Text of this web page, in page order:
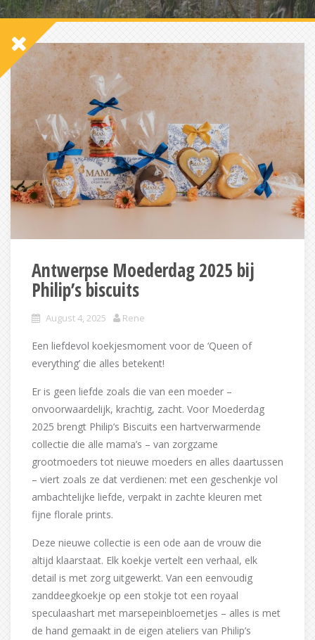
Antwerpse Moederdag 2025 bij
Philip’s biscuits
August 4, 2025 Rene
Een liefdevol koekjesmoment voor de ‘Queen of
everything’ die alles betekent!
Er is geen liefde zoals die van een moeder –
onvoorwaardelijk, krachtig, zacht. Voor Moederdag
2025 brengt Philip’s Biscuits een hartverwarmende
collectie die alle mama’s – van zorgzame
grootmoeders tot nieuwe moeders en alles daartussen
– viert zoals ze dat verdienen: met een geschenkje vol
ambachtelijke liefde, verpakt in zachte kleuren met
fijne florale prints.
Deze nieuwe collectie is een ode aan de vrouw die
altijd klaarstaat. Elk koekje vertelt een verhaal, elk
detail is met zorg uitgewerkt. Van een eenvoudig
zanddeegkoekje op een stokje tot een royaal
speculaashart met marsepeinbloemetjes – alles is met
de hand gemaakt in de eigen ateliers van Philip’s